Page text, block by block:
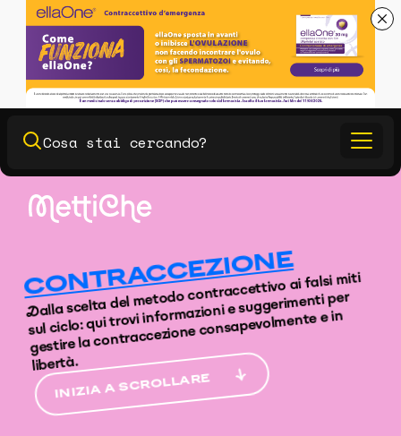
CONTRACCEZIONE
Dalla scelta del metodo contraccettivo ai falsi miti
sul ciclo: qui trovi informazioni e suggerimenti per
gestire la contraccezione consapevolmente e in
libertà.
INIZIA A SCROLLARE